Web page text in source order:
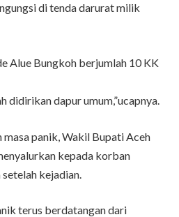
di tenda darurat milik
Alue Bungkoh berjumlah 10 KK
didirikan dapur umum,”ucapnya.
masa panik, Wakil Bupati Aceh
kepada korban
kejadian.
terus berdatangan dari